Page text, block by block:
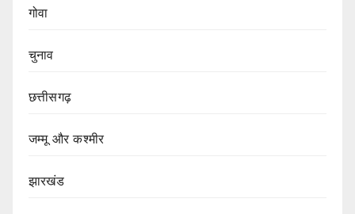
गोवा
चुनाव
छत्तीसगढ़
जम्मू और कश्मीर
झारखंड